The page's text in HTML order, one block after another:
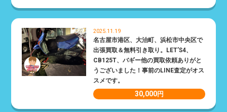
2025.11.19
名古屋市港区、大治町、浜松市中央区で
出張買取＆無料引き取り。LET’S4、
CB125T、バギー他の買取依頼ありがと
うございました！事前のLINE査定がオス
スメです。
30,000円